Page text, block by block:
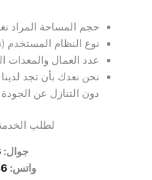
حجم المساحة المراد
نوع النظام
عدد العمال والمعدات
نحن نعدك بأن تجد
دون التنازل عن الجودة
لطلب
جوال:
واتس: